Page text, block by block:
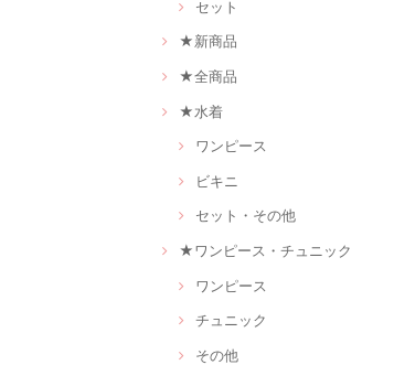
セット
★新商品
★全商品
★水着
ワンピース
ビキニ
セット・その他
★ワンピース・チュニック
ワンピース
チュニック
その他